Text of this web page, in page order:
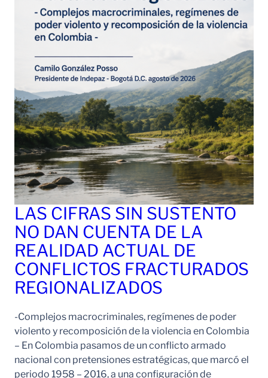
LAS CIFRAS SIN SUSTENTO
NO DAN CUENTA DE LA
REALIDAD ACTUAL DE
CONFLICTOS FRACTURADOS
REGIONALIZADOS
-Complejos macrocriminales, regímenes de poder
violento y recomposición de la violencia en Colombia
– En Colombia pasamos de un conflicto armado
nacional con pretensiones estratégicas, que marcó el
periodo 1958 – 2016, a una configuración de